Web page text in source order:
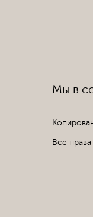
Мы в
Все